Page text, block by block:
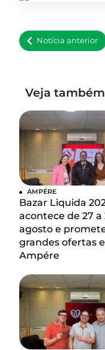
Notícia anterior
Veja também
AMPÉRE
Bazar Liquida
acontece de 27 a
agosto e
grandes ofertas
Ampére